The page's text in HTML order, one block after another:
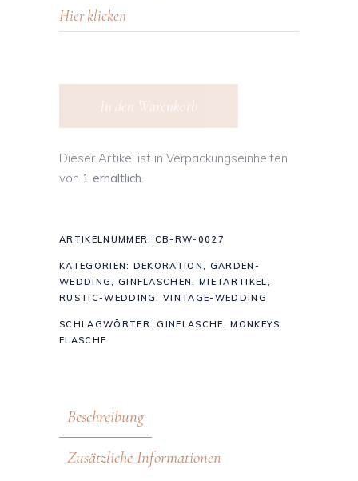
In den Warenkorb
Dieser Artikel ist in Verpackungseinheiten
von 1 erhältlich.
ARTIKELNUMMER: CB-RW-0027
KATEGORIEN: DEKORATION, GARDEN-
WEDDING, GINFLASCHEN,MIETARTIKEL,
RUSTIC-WEDDING,VINTAGE-WEDDING
SCHLAGWÖRTER:GINFLASCHE,MONKEYS
FLASCHE
Beschreibung
Zusätzliche Informationen